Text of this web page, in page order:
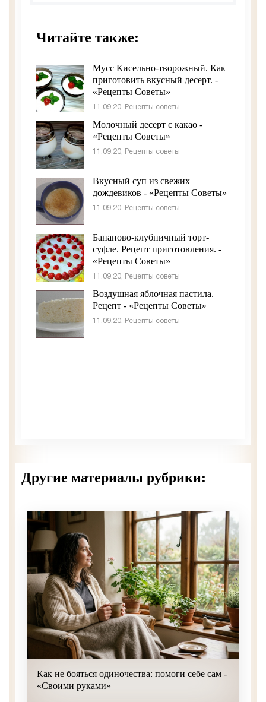
Читайте также:
Мусс Кисельно-творожный. Как
приготовить вкусный десерт. -
«Рецепты Советы»
11.09.20, Рецепты советы
Молочный десерт с какао -
«Рецепты Советы»
11.09.20, Рецепты советы
Вкусный суп из свежих
дождевиков - «Рецепты Советы»
11.09.20, Рецепты советы
Бананово-клубничный торт-
суфле. Рецепт приготовления. -
«Рецепты Советы»
11.09.20, Рецепты советы
Воздушная яблочная пастила.
Рецепт - «Рецепты Советы»
11.09.20, Рецепты советы
Другие материалы рубрики:
Как не бояться одиночества: помоги себе сам -
«Своими руками»